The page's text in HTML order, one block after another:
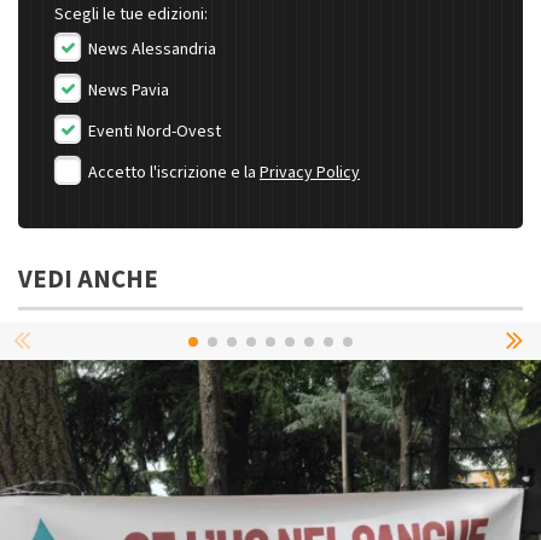
Scegli le tue edizioni:
News Alessandria
News Pavia
Eventi Nord-Ovest
Accetto l'iscrizione e la Privacy Policy
VEDI ANCHE